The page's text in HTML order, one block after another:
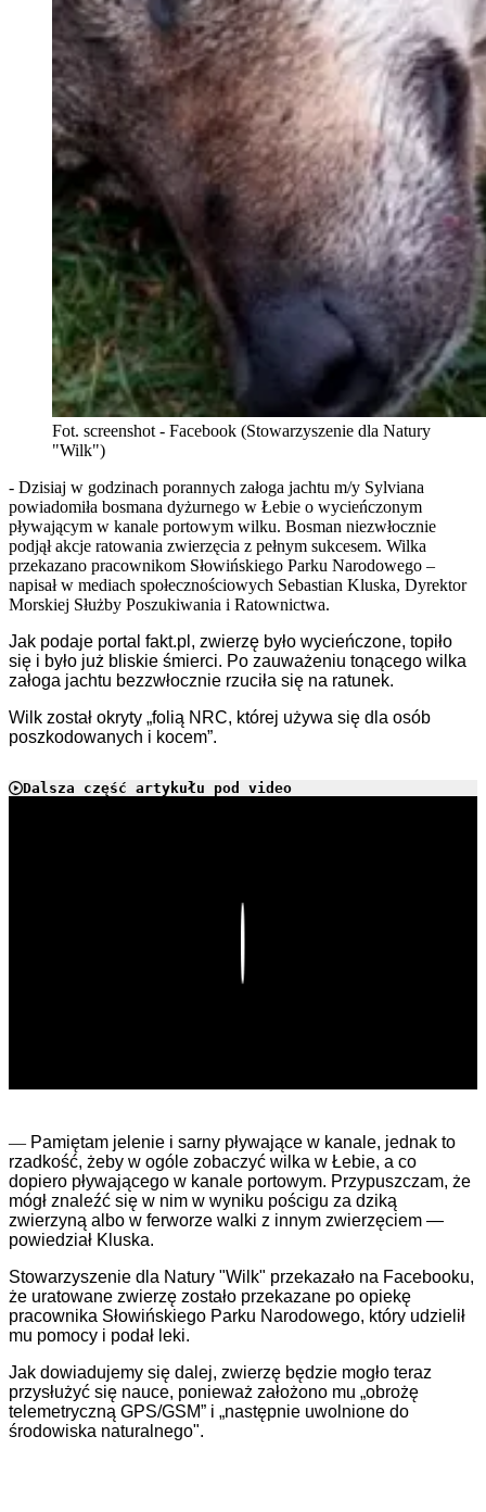
Fot. screenshot - Facebook (Stowarzyszenie dla Natury
"Wilk")
- Dzisiaj w godzinach porannych załoga jachtu m/y Sylviana
powiadomiła bosmana dyżurnego w Łebie o wycieńczonym
pływającym w kanale portowym wilku. Bosman niezwłocznie
podjął akcje ratowania zwierzęcia z pełnym sukcesem. Wilka
przekazano pracownikom Słowińskiego Parku Narodowego –
napisał w mediach społecznościowych Sebastian Kluska, Dyrektor
Morskiej Służby Poszukiwania i Ratownictwa.
Jak podaje portal fakt.pl, zwierzę było wycieńczone, topiło
się i było już bliskie śmierci. Po zauważeniu tonącego wilka
załoga jachtu bezzwłocznie rzuciła się na ratunek.
Wilk został okryty „folią NRC, której używa się dla osób
poszkodowanych i kocem”.
Dalsza część artykułu pod video
— Pamiętam jelenie i sarny pływające w kanale, jednak to
rzadkość, żeby w ogóle zobaczyć wilka w Łebie, a co
dopiero pływającego w kanale portowym. Przypuszczam, że
mógł znaleźć się w nim w wyniku pościgu za dziką
zwierzyną albo w ferworze walki z innym zwierzęciem —
powiedział Kluska.
Stowarzyszenie dla Natury "Wilk" przekazało na Facebooku,
że uratowane zwierzę zostało przekazane po opiekę
pracownika Słowińskiego Parku Narodowego, który udzielił
mu pomocy i podał leki.
Jak dowiadujemy się dalej, zwierzę będzie mogło teraz
przysłużyć się nauce, ponieważ założono mu „obrożę
telemetryczną GPS/GSM” i „następnie uwolnione do
środowiska naturalnego".